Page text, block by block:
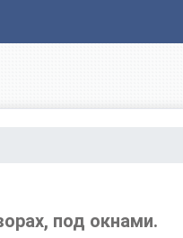
под окнами.